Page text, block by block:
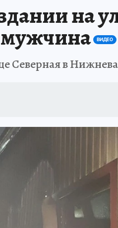
на
мужчина ВИДЕО
Северная в